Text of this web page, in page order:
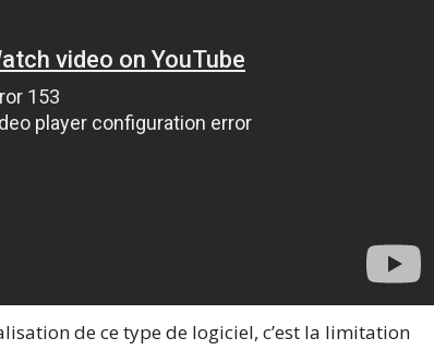
de ce type de logiciel, c’est la limitation